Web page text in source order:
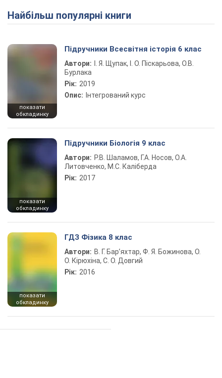
Play Video
Найбільш популярні книги
показати
обкладинку
Підручники Всесвітня історія 6 клас
Автори:
І. Я. Щупак, І. О. Піскарьова, О.В.
Бурлака
Рік: 2019
Опис: Інтегрований курс
показати
обкладинку
Підручники Біологія 9 клас
Автори: Р.В. Шаламов, Г.А. Носов, О.А.
Литовченко, М.С. Каліберда
Рік: 2017
показати
обкладинку
ГДЗ Фізика 8 клас
Автори: В. Г. Бар’яхтар, Ф. Я. Божинова, О.
О. Кірюхіна, С. О. Довгий
Рік: 2016